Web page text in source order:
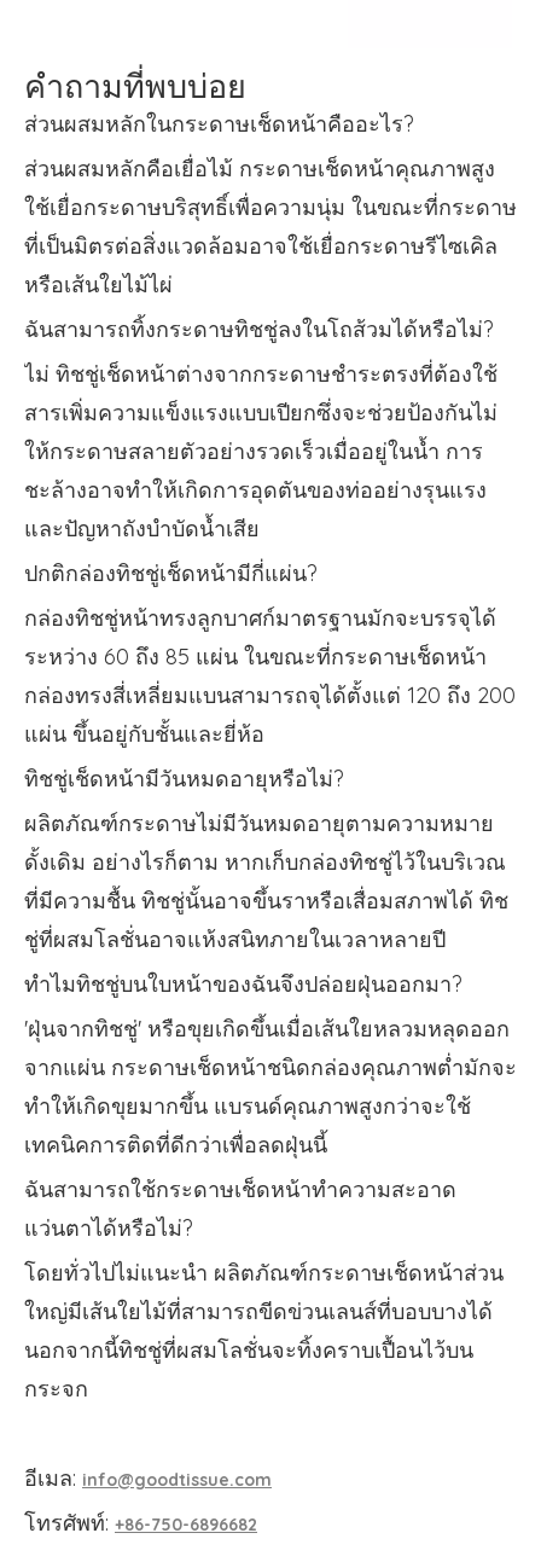
คำถามที่พบบ่อย
ส่วนผสมหลักในกระดาษเช็ดหน้าคืออะไร?
ส่วนผสมหลักคือเยื่อไม้ กระดาษเช็ดหน้าคุณภาพสูง
ใช้เยื่อกระดาษบริสุทธิ์เพื่อความนุ่ม ในขณะที่กระดาษ
ที่เป็นมิตรต่อสิ่งแวดล้อมอาจใช้เยื่อกระดาษรีไซเคิล
หรือเส้นใยไม้ไผ่
ฉันสามารถทิ้งกระดาษทิชชู่ลงในโถส้วมได้หรือไม่?
ไม่ ทิชชู่เช็ดหน้าต่างจากกระดาษชำระตรงที่ต้องใช้
สารเพิ่มความแข็งแรงแบบเปียกซึ่งจะช่วยป้องกันไม่
ให้กระดาษสลายตัวอย่างรวดเร็วเมื่ออยู่ในน้ำ การ
ชะล้างอาจทำให้เกิดการอุดตันของท่ออย่างรุนแรง
และปัญหาถังบำบัดน้ำเสีย
ปกติกล่องทิชชู่เช็ดหน้ามีกี่แผ่น?
กล่องทิชชู่หน้าทรงลูกบาศก์มาตรฐานมักจะบรรจุได้
ระหว่าง 60 ถึง 85 แผ่น ในขณะที่กระดาษเช็ดหน้า
กล่องทรงสี่เหลี่ยมแบนสามารถจุได้ตั้งแต่ 120 ถึง 200
แผ่น ขึ้นอยู่กับชั้นและยี่ห้อ
ทิชชู่เช็ดหน้ามีวันหมดอายุหรือไม่?
ผลิตภัณฑ์กระดาษไม่มีวันหมดอายุตามความหมาย
ดั้งเดิม อย่างไรก็ตาม หากเก็บกล่องทิชชู่ไว้ในบริเวณ
ที่มีความชื้น ทิชชู่นั้นอาจขึ้นราหรือเสื่อมสภาพได้ ทิช
ชู่ที่ผสมโลชั่นอาจแห้งสนิทภายในเวลาหลายปี
ทำไมทิชชู่บนใบหน้าของฉันจึงปล่อยฝุ่นออกมา?
'ฝุ่นจากทิชชู่' หรือขุยเกิดขึ้นเมื่อเส้นใยหลวมหลุดออก
จากแผ่น กระดาษเช็ดหน้าชนิดกล่องคุณภาพต่ำมักจะ
ทำให้เกิดขุยมากขึ้น แบรนด์คุณภาพสูงกว่าจะใช้
เทคนิคการติดที่ดีกว่าเพื่อลดฝุ่นนี้
ฉันสามารถใช้กระดาษเช็ดหน้าทำความสะอาด
แว่นตาได้หรือไม่?
โดยทั่วไปไม่แนะนำ ผลิตภัณฑ์กระดาษเช็ดหน้าส่วน
ใหญ่มีเส้นใยไม้ที่สามารถขีดข่วนเลนส์ที่บอบบางได้
นอกจากนี้ทิชชู่ที่ผสมโลชั่นจะทิ้งคราบเปื้อนไว้บน
กระจก
อีเมล: info@goodtissue.com
โทรศัพท์: +86-750-6896682